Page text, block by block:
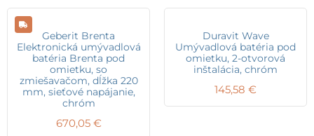
Geberit Brenta
Elektronická umývadlová
batéria Brenta pod
omietku, so
zmiešavačom, dĺžka 220
mm, sieťové napájanie,
chróm
670,05 €
Duravit Wave
Umývadlová batéria pod
omietku, 2-otvorová
inštalácia, chróm
145,58 €